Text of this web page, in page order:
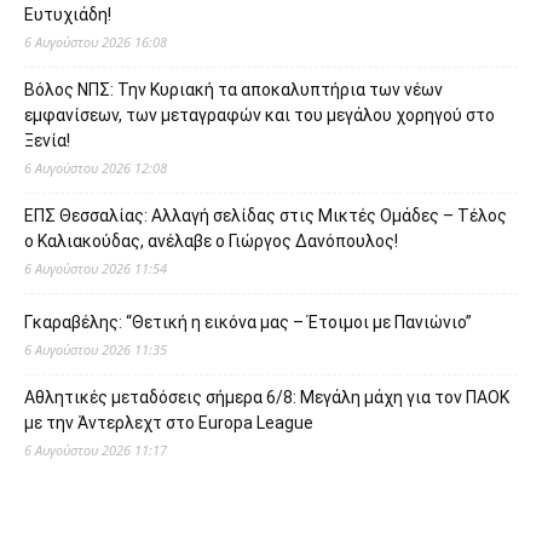
Ευτυχιάδη!
6 Αυγούστου 2026 16:08
Βόλος ΝΠΣ: Την Κυριακή τα αποκαλυπτήρια των νέων
εμφανίσεων, των μεταγραφών και του μεγάλου χορηγού στο
Ξενία!
6 Αυγούστου 2026 12:08
ΕΠΣ Θεσσαλίας: Αλλαγή σελίδας στις Μικτές Ομάδες – Τέλος
ο Καλιακούδας, ανέλαβε ο Γιώργος Δανόπουλος!
6 Αυγούστου 2026 11:54
Γκαραβέλης: “Θετική η εικόνα μας – Έτοιμοι με Πανιώνιο”
6 Αυγούστου 2026 11:35
Αθλητικές μεταδόσεις σήμερα 6/8: Μεγάλη μάχη για τον ΠΑΟΚ
με την Άντερλεχτ στο Europa League
6 Αυγούστου 2026 11:17